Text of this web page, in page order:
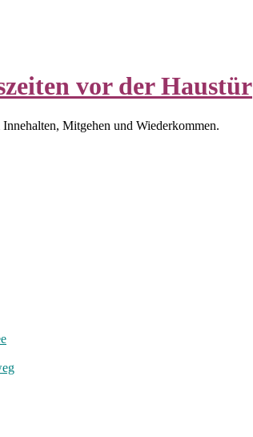
vor der Haustür
Mitgehen und Wiederkommen.